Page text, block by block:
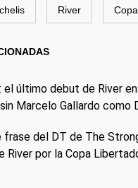
River
el último debut de River
Marcelo Gallardo como
frase del DT de The
River por la Copa